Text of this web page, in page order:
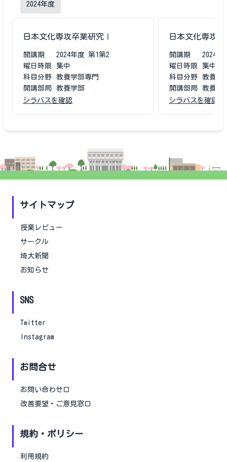
2024年度
日本文化専攻卒業研究Ⅰ
開講期 2024年度 第1第2
曜日時限
集中
科目分野
教養学部専門
開講部局
教養学部
シラバスを確認
日本文化専攻
開講期 2024
曜日時限
集中
科目分野
教養学
開講部局
教養学
シラバスを確認
サイトマップ
授業レビュー
サークル
埼大新聞
お知らせ
SNS
Twitter
Instagram
お問合せ
お問い合わせ口
改善要望・ご意見窓口
規約・ポリシー
利用規約